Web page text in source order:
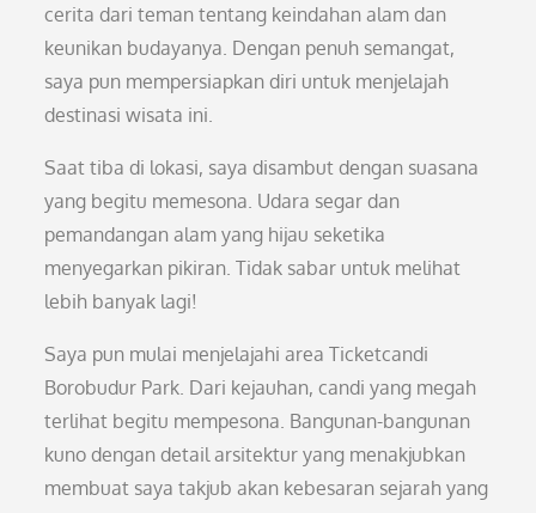
cerita dari teman tentang keindahan alam dan
keunikan budayanya. Dengan penuh semangat,
saya pun mempersiapkan diri untuk menjelajah
destinasi wisata ini.
Saat tiba di lokasi, saya disambut dengan suasana
yang begitu memesona. Udara segar dan
pemandangan alam yang hijau seketika
menyegarkan pikiran. Tidak sabar untuk melihat
lebih banyak lagi!
Saya pun mulai menjelajahi area Ticketcandi
Borobudur Park. Dari kejauhan, candi yang megah
terlihat begitu mempesona. Bangunan-bangunan
kuno dengan detail arsitektur yang menakjubkan
membuat saya takjub akan kebesaran sejarah yang